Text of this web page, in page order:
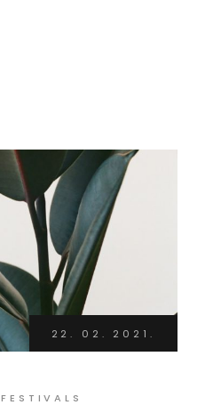
22. 02. 2021.
FESTIVALS